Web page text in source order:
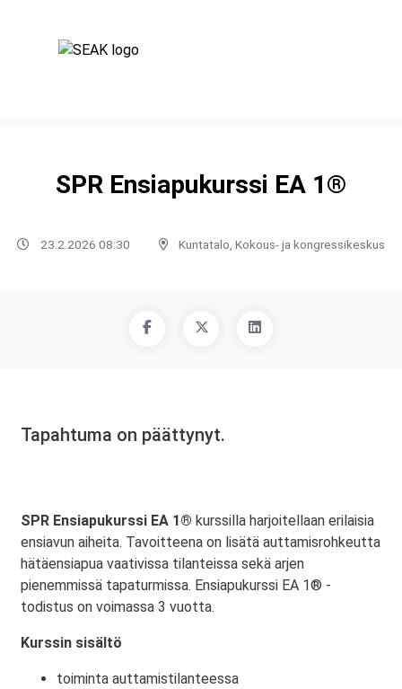
SPR Ensiapukurssi EA 1®
23.2.2026 08:30 Kuntatalo, Kokous- ja kongressikeskus
Tapahtuma on päättynyt.
SPR Ensiapukurssi EA 1® kurssilla harjoitellaan erilaisia
ensiavun aiheita. Tavoitteena on lisätä auttamisrohkeutta
hätäensiapua vaativissa tilanteissa sekä arjen
pienemmissä tapaturmissa. Ensiapukurssi EA 1® -
todistus on voimassa 3 vuotta.
Kurssin sisältö
toiminta auttamistilanteessa